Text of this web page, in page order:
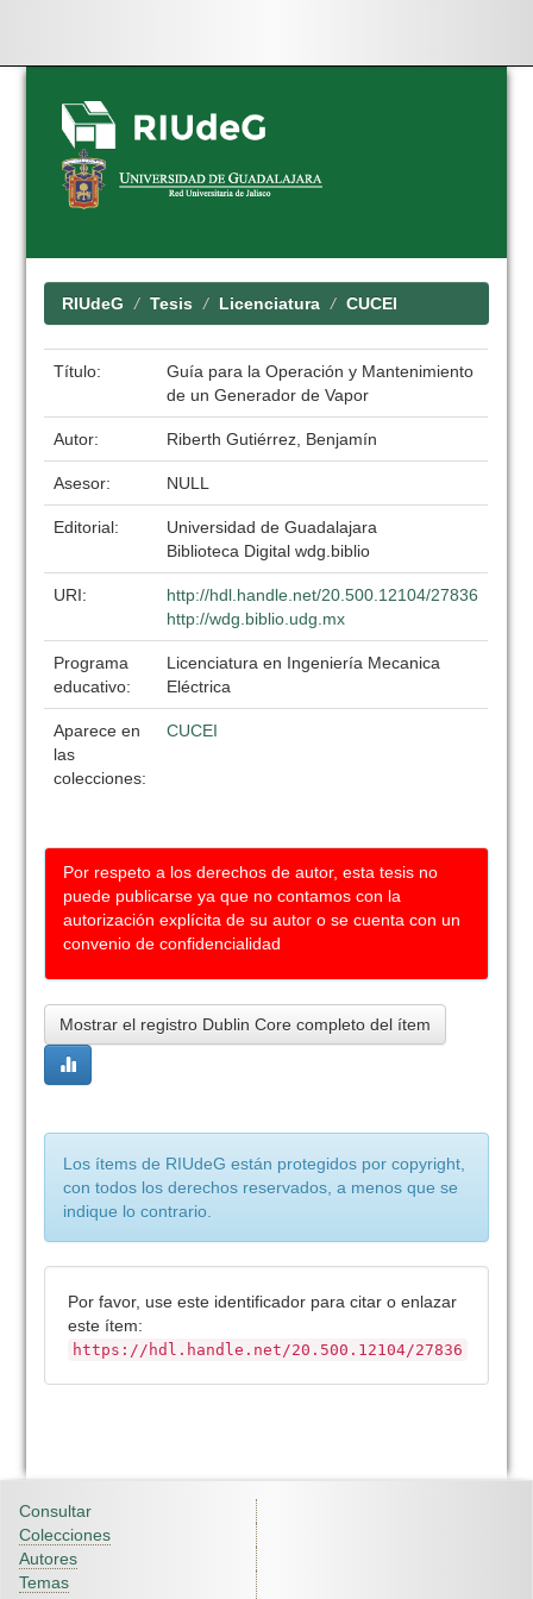
Skip
navigation
RIUdeG Tesis Licenciatura CUCEI
Título:
Guía para la Operación y Mantenimiento
de un Generador de Vapor
Autor: Riberth Gutiérrez, Benjamín
Asesor: NULL
Editorial:
Universidad de Guadalajara
Biblioteca Digital wdg.biblio
URI:
http://hdl.handle.net/20.500.12104/27836
http://wdg.biblio.udg.mx
Programa
educativo:
Licenciatura en Ingeniería Mecanica
Eléctrica
Aparece en
las
colecciones:
CUCEI
Por respeto a los derechos de autor, esta tesis no
puede publicarse ya que no contamos con la
autorización explícita de su autor o se cuenta con un
convenio de confidencialidad
Mostrar el registro Dublin Core completo del ítem
Los ítems de RIUdeG están protegidos por copyright,
con todos los derechos reservados, a menos que se
indique lo contrario.
Por favor, use este identificador para citar o enlazar
este ítem:
https://hdl.handle.net/20.500.12104/27836
Consultar
Colecciones
Autores
Temas